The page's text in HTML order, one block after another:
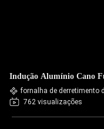
Indução Alumínio Cano
fornalha de derretimento
762 visualizações